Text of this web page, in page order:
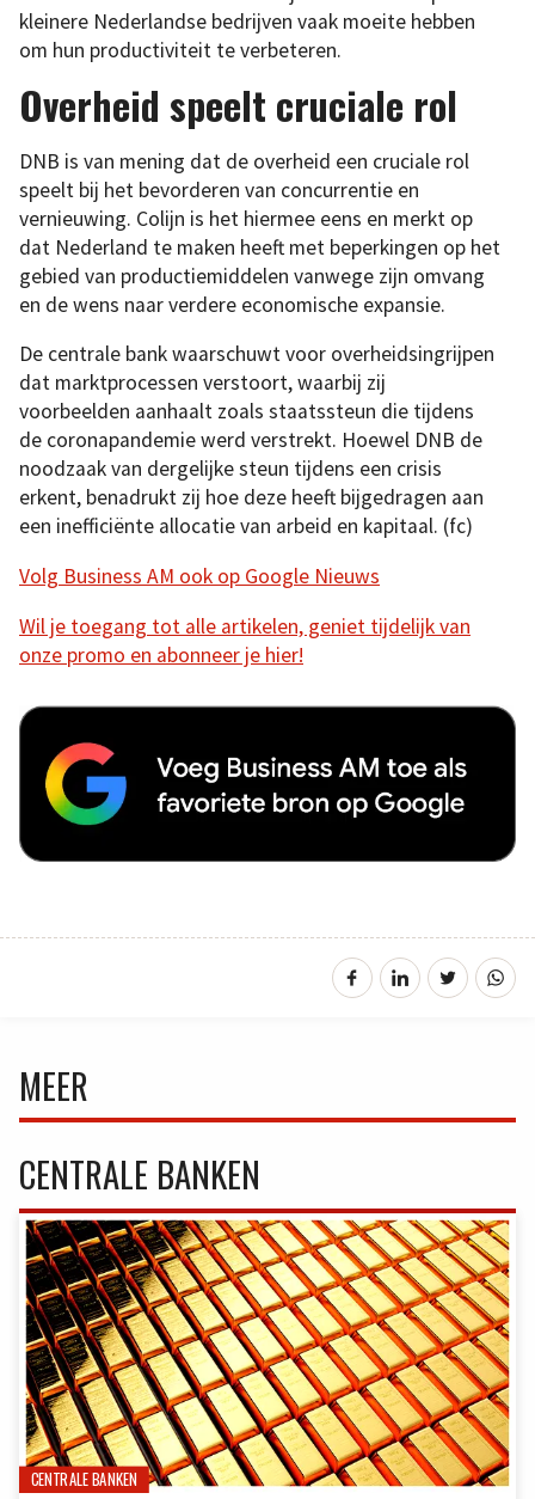
kleinere Nederlandse bedrijven vaak moeite hebben
om hun productiviteit te verbeteren.
Overheid speelt cruciale rol
DNB is van mening dat de overheid een cruciale rol
speelt bij het bevorderen van concurrentie en
vernieuwing. Colijn is het hiermee eens en merkt op
dat Nederland te maken heeft met beperkingen op het
gebied van productiemiddelen vanwege zijn omvang
en de wens naar verdere economische expansie.
De centrale bank waarschuwt voor overheidsingrijpen
dat marktprocessen verstoort, waarbij zij
voorbeelden aanhaalt zoals staatssteun die tijdens
de coronapandemie werd verstrekt. Hoewel DNB de
noodzaak van dergelijke steun tijdens een crisis
erkent, benadrukt zij hoe deze heeft bijgedragen aan
een inefficiënte allocatie van arbeid en kapitaal. (fc)
Volg Business AM ook op Google Nieuws
Wil je toegang tot alle artikelen, geniet tijdelijk van
onze promo en abonneer je hier!
MEER
CENTRALE BANKEN
CENTRALE BANKEN